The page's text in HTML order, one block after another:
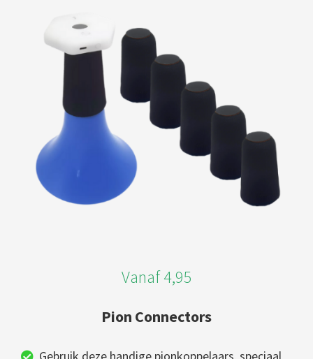
Vanaf 4,95
Pion Connectors
Gebruik deze handige pionkoppelaars, speciaal